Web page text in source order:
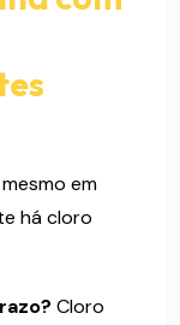
em
há cloro
Cloro